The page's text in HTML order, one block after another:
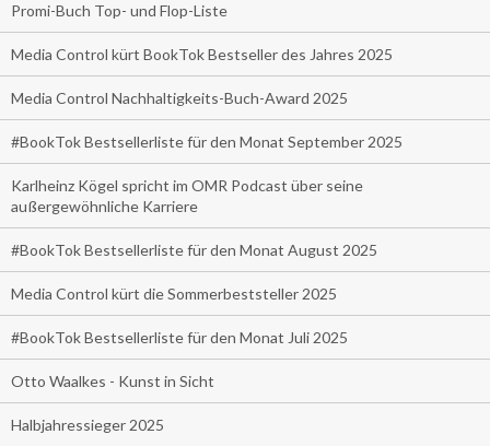
Promi-Buch Top- und Flop-Liste
Media Control kürt BookTok Bestseller des Jahres 2025
Media Control Nachhaltigkeits-Buch-Award 2025
#BookTok Bestsellerliste für den Monat September 2025
Karlheinz Kögel spricht im OMR Podcast über seine
außergewöhnliche Karriere
#BookTok Bestsellerliste für den Monat August 2025
Media Control kürt die Sommerbeststeller 2025
#BookTok Bestsellerliste für den Monat Juli 2025
Otto Waalkes - Kunst in Sicht
Halbjahressieger 2025